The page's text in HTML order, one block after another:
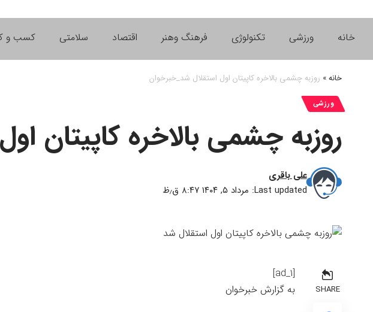
خانه ورزشی تکنولوژی فرهنگ وهنر اقتصاد سلامتی کسب و
خانه» روزبه چشمی بالاخره کاپیتان اول استقلال شد_خبرخوان
ورزشی
روزبه چشمی بالاخره کاپیتان
Last updated: مرداد ۵, ۱۴۰۴ ۸:۴۷ ق٫ظ
علی باقری
SHARE
[ad_1]
به گزارش خبرخوان